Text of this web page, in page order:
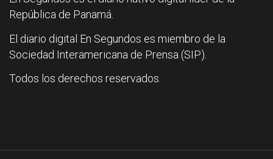
República de Panamá.
El diario digital En Segundos es miembro de la
Sociedad Interamericana de Prensa (SIP).
Todos los derechos reservados.